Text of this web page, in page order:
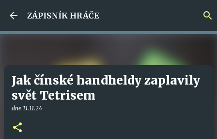
Přeskočit na hlavní obsah
ZÁPISNÍK HRÁČE
Jak čínské handheldy zaplavily
svět Tetrisem
dne 11.11.24